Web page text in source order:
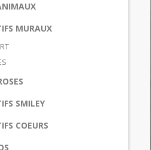
MURAUX
SMILEY
COEURS